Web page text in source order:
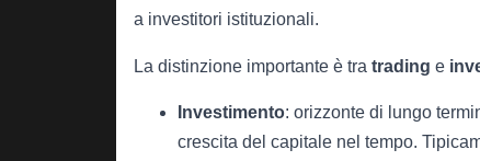
a investitori istituzionali.
La distinzione importante è tra trading e
Investimento: orizzonte di lungo
crescita del capitale nel tempo.